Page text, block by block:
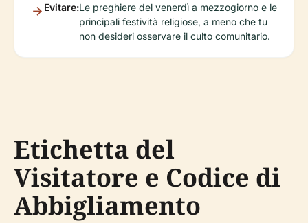
Evitare:Le preghiere del venerdì a mezzogiorno e le
principali festività religiose, a meno che tu
non desideri osservare il culto comunitario.
Etichetta del
Visitatore e Codice di
Abbigliamento